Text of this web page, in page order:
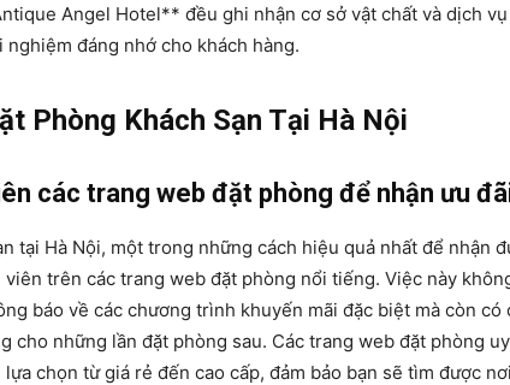
Angel Hotel** đều ghi nhận cơ sở vật chất và dịch
nghiệm đáng nhớ cho khách hàng.
Phòng Khách Sạn Tại Hà Nội
các trang web đặt phòng để nhận ưu
tại Hà Nội, một trong những cách hiệu quả nhất để nhận
viên trên các trang web đặt phòng nổi tiếng. Việc này
báo về các chương trình khuyến mãi đặc biệt mà còn có
cho những lần đặt phòng sau. Các trang web đặt phòng
chọn từ giá rẻ đến cao cấp, đảm bảo bạn sẽ tìm được